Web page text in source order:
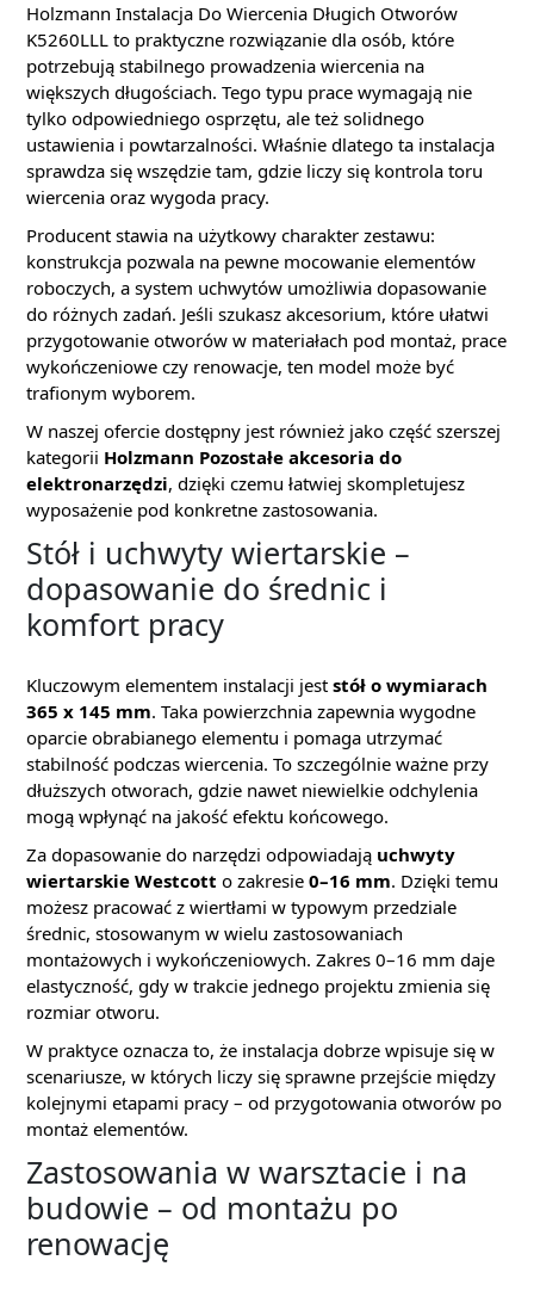
Holzmann Instalacja Do Wiercenia Długich Otworów
K5260LLL to praktyczne rozwiązanie dla osób, które
potrzebują stabilnego prowadzenia wiercenia na
większych długościach. Tego typu prace wymagają nie
tylko odpowiedniego osprzętu, ale też solidnego
ustawienia i powtarzalności. Właśnie dlatego ta instalacja
sprawdza się wszędzie tam, gdzie liczy się kontrola toru
wiercenia oraz wygoda pracy.
Producent stawia na użytkowy charakter zestawu:
konstrukcja pozwala na pewne mocowanie elementów
roboczych, a system uchwytów umożliwia dopasowanie
do różnych zadań. Jeśli szukasz akcesorium, które ułatwi
przygotowanie otworów w materiałach pod montaż, prace
wykończeniowe czy renowacje, ten model może być
trafionym wyborem.
W naszej ofercie dostępny jest również jako część szerszej
kategorii Holzmann Pozostałe akcesoria do
elektronarzędzi, dzięki czemu łatwiej skompletujesz
wyposażenie pod konkretne zastosowania.
Stół i uchwyty wiertarskie –
dopasowanie do średnic i
komfort pracy
Kluczowym elementem instalacji jest stół o wymiarach
365 x 145 mm. Taka powierzchnia zapewnia wygodne
oparcie obrabianego elementu i pomaga utrzymać
stabilność podczas wiercenia. To szczególnie ważne przy
dłuższych otworach, gdzie nawet niewielkie odchylenia
mogą wpłynąć na jakość efektu końcowego.
Za dopasowanie do narzędzi odpowiadają uchwyty
wiertarskie Westcott o zakresie 0–16 mm. Dzięki temu
możesz pracować z wiertłami w typowym przedziale
średnic, stosowanym w wielu zastosowaniach
montażowych i wykończeniowych. Zakres 0–16 mm daje
elastyczność, gdy w trakcie jednego projektu zmienia się
rozmiar otworu.
W praktyce oznacza to, że instalacja dobrze wpisuje się w
scenariusze, w których liczy się sprawne przejście między
kolejnymi etapami pracy – od przygotowania otworów po
montaż elementów.
Zastosowania w warsztacie i na
budowie – od montażu po
renowację